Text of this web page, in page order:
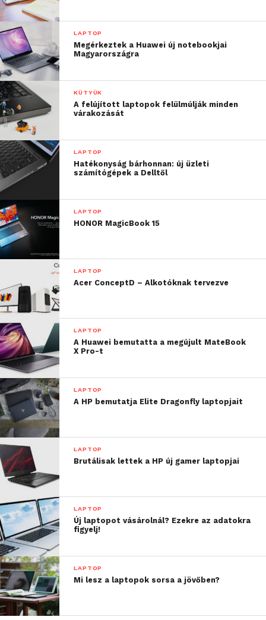
LAPTOP
Megérkeztek a Huawei új notebookjai
Magyarországra
KÜTYÜK
A felújított laptopok felülmúlják minden
várakozását
LAPTOP
Hatékonyság bárhonnan: új üzleti
számítógépek a Delltől
LAPTOP
HONOR MagicBook 15
LAPTOP
Acer ConceptD – Alkotóknak tervezve
LAPTOP
A Huawei bemutatta a megújult MateBook
X Pro-t
LAPTOP
A HP bemutatja Elite Dragonfly laptopjait
LAPTOP
Brutálisak lettek a HP új gamer laptopjai
LAPTOP
Új laptopot vásárolnál? Ezekre az adatokra
figyelj!
LAPTOP
Mi lesz a laptopok sorsa a jövőben?